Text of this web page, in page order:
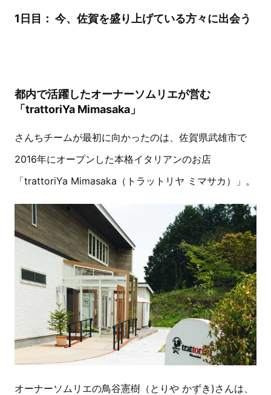
1日目： 今、佐賀を盛り上げている方々に出会う
都内で活躍したオーナーソムリエが営む
「trattoriYa Mimasaka」
さんちチームが最初に向かったのは、佐賀県武雄市で
2016年にオープンした本格イタリアンのお店
「trattoriYa Mimasaka（トラットリヤ ミマサカ）」。
オーナーソムリエの鳥谷憲樹（とりや かずき)さんは、